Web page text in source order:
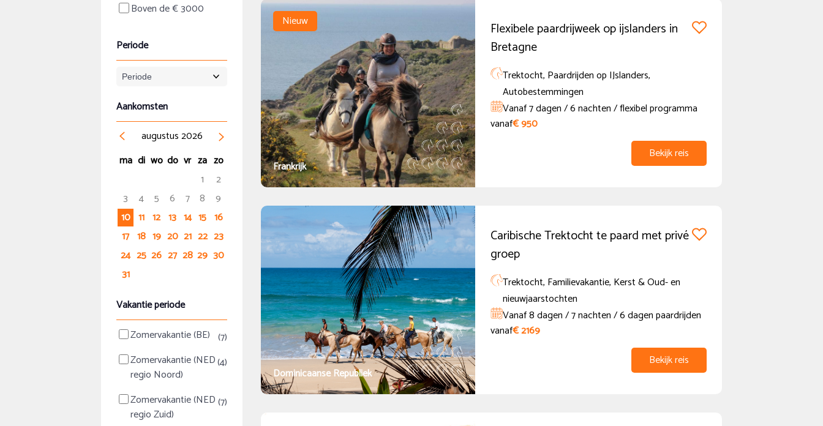
Aankomsten
augustus2026
ma di wo do vr za zo
1
2
3
4 5 6 7 8
9
10 11 12 13 14 15 16
17 18 19 20 21 22 23
24 25 26 27 28 29 30
31
Periode
Vakantie periode
Zomervakantie (BE) (7)
Zomervakantie (NED
regio Noord)
(4)
Zomervakantie (NED
regio Zuid)
(7)
Boven de € 3000
Nieuw
Frankrijk
Flexibele paardrijweek op ijslanders in
Bretagne
Trektocht, Paardrijden op IJslanders,
Autobestemmingen
Vanaf 7 dagen / 6 nachten / flexibel programma
vanaf€ 950
Bekijk reis
Dominicaanse Republiek
Caribische Trektocht te paard met privé
groep
Trektocht, Familievakantie, Kerst & Oud- en
nieuwjaarstochten
Vanaf 8 dagen / 7 nachten / 6 dagen paardrijden
vanaf€ 2169
Bekijk reis